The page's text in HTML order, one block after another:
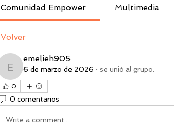
Comunidad Empower Multimedia
Volver
emelieh905
emelieh905
6 de marzo de 2026 · se unió al grupo.
0
0 comentarios
Write a comment...